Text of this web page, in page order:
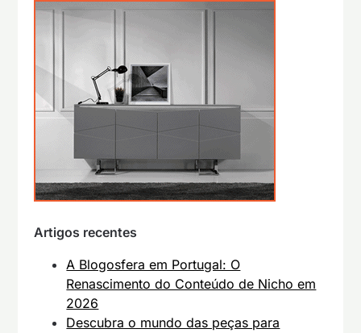
Artigos recentes
A Blogosfera em Portugal: O
Renascimento do Conteúdo de Nicho em
2026
Descubra o mundo das peças para